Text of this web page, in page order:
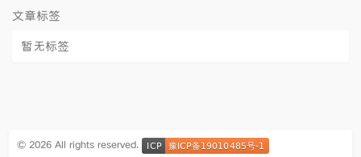
文章标签
暂无标签
© 2026 All rights reserved.